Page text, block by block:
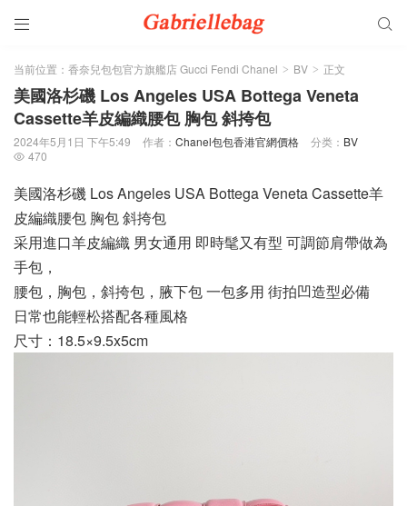
 
当前位置： 香奈兒包包官方旗艦店 Gucci Fendi Chanel > BV > 正文
美國洛杉磯 Los Angeles USA Bottega Veneta
Cassette羊皮編織腰包 胸包 斜挎包
2024年5月1日 下午5:49 作者： Chanel包包香港官網價格 分类： BV
 470
美國洛杉磯 Los Angeles USA Bottega Veneta Cassette羊
皮編織腰包 胸包 斜挎包
采用進口羊皮編織 男女通用 即時髦又有型 可調節肩帶做為
手包，
腰包，胸包，斜挎包，腋下包 一包多用 街拍凹造型必備
日常也能輕松搭配各種風格
尺寸：18.5×9.5x5cm